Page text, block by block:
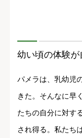
幼い頃の体験
パメラは、乳幼児
きた。そんなに早
たちの自分に対す
され得る。私たち